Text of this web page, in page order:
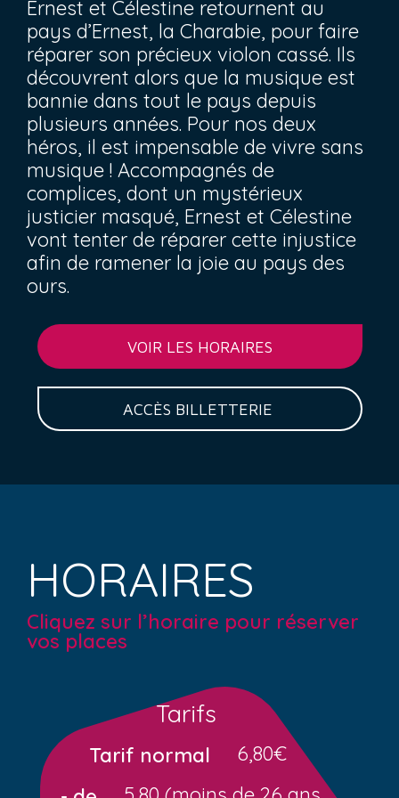
Ernest et Célestine retournent au
pays d’Ernest, la Charabie, pour faire
réparer son précieux violon cassé. Ils
découvrent alors que la musique est
bannie dans tout le pays depuis
plusieurs années. Pour nos deux
héros, il est impensable de vivre sans
musique ! Accompagnés de
complices, dont un mystérieux
justicier masqué, Ernest et Célestine
vont tenter de réparer cette injustice
afin de ramener la joie au pays des
ours.
VOIR LES HORAIRES
ACCÈS BILLETTERIE
HORAIRES
Cliquez sur l’horaire pour réserver
vos places
Tarifs
Tarif normal
6,80€